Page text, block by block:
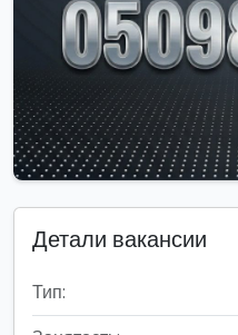
Детали вакансии
Тип: